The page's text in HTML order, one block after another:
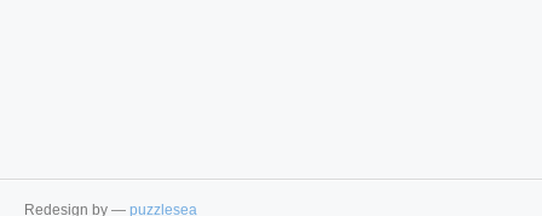
Redesign by — puzzlesea